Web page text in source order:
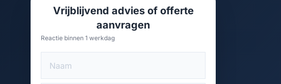
Vrijblijvend advies of offerte
aanvragen
Reactie binnen 1 werkdag